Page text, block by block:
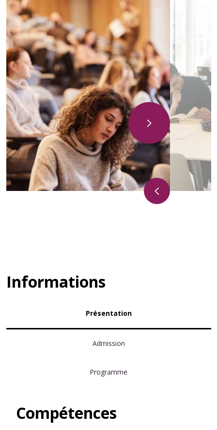
Informations
Présentation
Admission
Programme
Compétences